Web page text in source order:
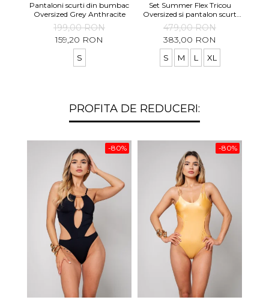
Pantaloni scurti din bumbac
Oversized Grey Anthracite
199,00 RON
159,20 RON
S
Set Summer Flex Tricou
Oversized si pantalon scurt
Baggy Black
479,00 RON
383,00 RON
S M L XL
PROFITA DE REDUCERI:
-80% -80%